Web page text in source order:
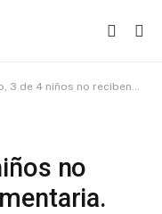
no reciben pensión alimentaria. Scarlett Serrano
no